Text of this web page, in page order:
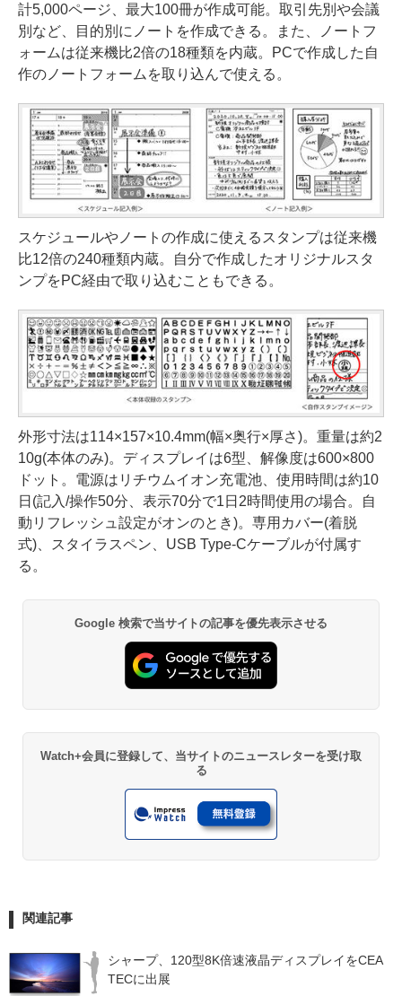
計5,000ページ、最大100冊が作成可能。取引先別や会議
別など、目的別にノートを作成できる。また、ノートフ
ォームは従来機比2倍の18種類を内蔵。PCで作成した自
作のノートフォームを取り込んで使える。
スケジュールやノートの作成に使えるスタンプは従来機
比12倍の240種類内蔵。自分で作成したオリジナルスタ
ンプをPC経由で取り込むこともできる。
外形寸法は114×157×10.4mm(幅×奥行×厚さ)。重量は約2
10g(本体のみ)。ディスプレイは6型、解像度は600×800
ドット。電源はリチウムイオン充電池、使用時間は約10
日(記入/操作50分、表示70分で1日2時間使用の場合。自
動リフレッシュ設定がオンのとき)。専用カバー(着脱
式)、スタイラスペン、USB Type-Cケーブルが付属す
る。
Google 検索で当サイトの記事を優先表示させる
Watch+会員に登録して、当サイトのニュースレターを受け取
る
関連記事
シャープ、120型8K倍速液晶ディスプレイをCEA
TECに出展